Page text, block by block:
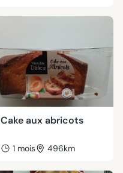
Cake aux abricots
1 mois 496km